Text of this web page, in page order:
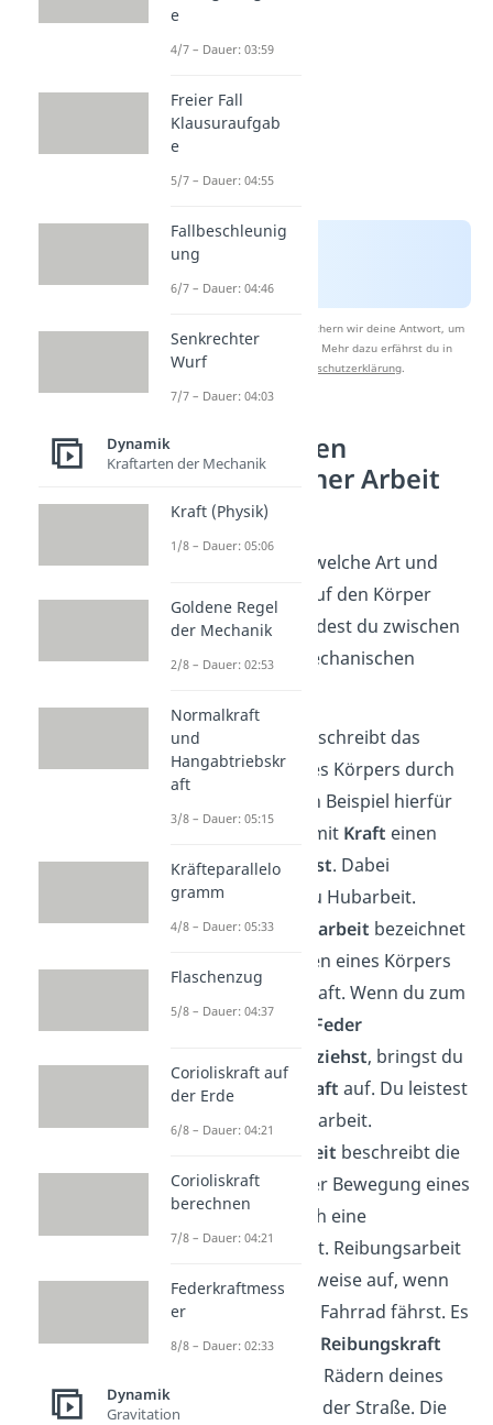
Nach Beantwortung speichern wir deine Antwort, um
Studyflix zu verbessern. Mehr dazu erfährst du in
Datenschutzerklärung.
Welche Arten
mechanischer Arbeit
gibt es?
Je nachdem, auf welche Art und
Weise die Kraft auf den Körper
wirkt, unterscheidest du zwischen
vier Arten der mechanischen
beschreibt das
Anheben eines Körpers durch
eine Kraft. Ein Beispiel hierfür
ist, wenn du mit Kraft einen
Kofferanhebst. Dabei
verrichtest du Hubarbeit.
Verformungsarbeit bezeichnet
das Verformen eines Körpers
durch eine Kraft. Wenn du zum
Feder
auseinander ziehst, bringst du
dabei eine
Kraft auf. Du leistest
Verformungsarbeit.
Reibungsarbeit beschreibt die
Hemmung der Bewegung eines
Körpers durch eine
Reibungskraft. Reibungsarbeit
tritt beispielsweise auf, wenn
du mit einem Fahrrad fährst. Es
entsteht eine Reibungskraft
zwischen den Rädern deines
Fahrrads und der Straße. Die
e
4/7 – Dauer: 03:59
Freier Fall
Klausuraufgab
e
5/7 – Dauer: 04:55
Fallbeschleunig
ung
6/7 – Dauer: 04:46
Senkrechter
Wurf
7/7 – Dauer: 04:03
Dynamik
Kraftarten der Mechanik
Kraft (Physik)
1/8 – Dauer: 05:06
Goldene Regel
der Mechanik
2/8 – Dauer: 02:53
Normalkraft
und
Hangabtriebskr
aft
3/8 – Dauer: 05:15
Kräfteparallelo
gramm
4/8 – Dauer: 05:33
Flaschenzug
5/8 – Dauer: 04:37
Corioliskraft auf
der Erde
6/8 – Dauer: 04:21
Corioliskraft
berechnen
7/8 – Dauer: 04:21
Federkraftmess
er
8/8 – Dauer: 02:33
Dynamik
Gravitation